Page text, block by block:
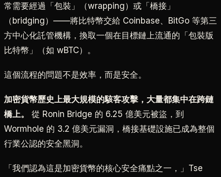
常需要經過「包裝」（wrapping）或「橋接」
（bridging）——將比特幣交給 Coinbase、BitGo 等第三
方中心化託管機構，換取一個在目標鏈上流通的「包裝版
比特幣」（如 wBTC）。
這個流程的問題不是效率，而是安全。
加密貨幣歷史上最大規模的駭客攻擊，大量都集中在跨鏈
橋上。
從 Ronin Bridge 的 6.25 億美元被盜，到
Wormhole 的 3.2 億美元漏洞，橋接基礎設施已成為整個
行業公認的安全黑洞。
「我們認為這是加密貨幣的核心安全痛點之一，」Tse